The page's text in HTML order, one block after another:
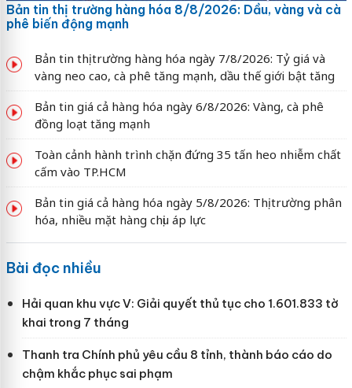
Bản tin thị trường hàng hóa 8/8/2026: Dầu, vàng và cà
phê biến động mạnh
Bản tin thị trường hàng hóa ngày 7/8/2026: Tỷ giá và
vàng neo cao, cà phê tăng mạnh, dầu thế giới bật tăng
Bản tin giá cả hàng hóa ngày 6/8/2026: Vàng, cà phê
đồng loạt tăng mạnh
Toàn cảnh hành trình chặn đứng 35 tấn heo nhiễm chất
cấm vào TP.HCM
Bản tin giá cả hàng hóa ngày 5/8/2026: Thị trường phân
hóa, nhiều mặt hàng chịu áp lực
Bài đọc nhiều
Hải quan khu vực V: Giải quyết thủ tục cho 1.601.833 tờ
khai trong 7 tháng
Thanh tra Chính phủ yêu cầu 8 tỉnh, thành báo cáo do
chậm khắc phục sai phạm